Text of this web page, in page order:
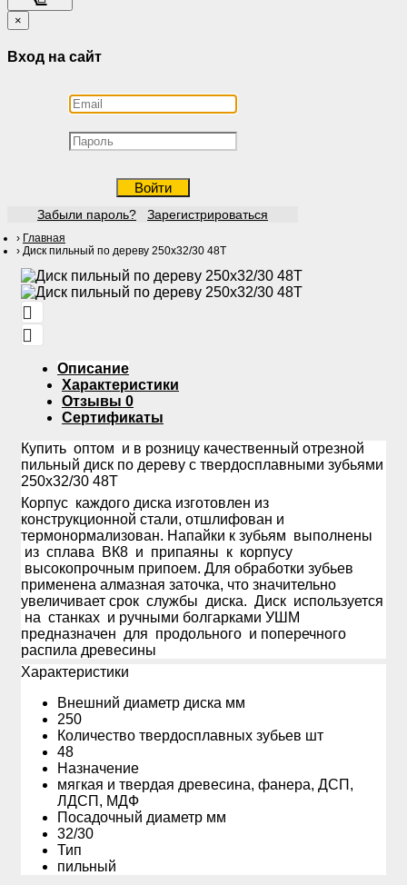
×
Вход на сайт
Войти
Забыли пароль? Зарегистрироваться
Главная
Диск пильный по дереву 250х32/30 48Т
Описание
Характеристики
Отзывы 0
Сертификаты
Купить оптом и в розницу качественный отрезной
пильный диск по дереву с твердосплавными зубьями
250х32/30 48Т
Корпус каждого диска изготовлен из
конструкционной стали, отшлифован и
термонормализован. Напайки к зубьям выполнены
из сплава ВК8 и припаяны к корпусу
высокопрочным припоем. Для обработки зубьев
применена алмазная заточка, что значительно
увеличивает срок службы диска. Диск используется
на станках и ручными болгарками УШМ
предназначен для продольного и поперечного
распила древесины
Xарактеристики
Внешний диаметр диска мм
250
Количество твердосплавных зубьев шт
48
Назначение
мягкая и твердая древесина, фанера, ДСП,
ЛДСП, МДФ
Посадочный диаметр мм
32/30
Тип
пильный